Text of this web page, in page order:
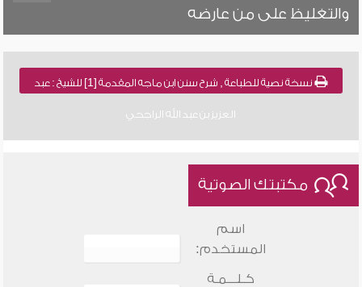
والتغليظ على من عارضه
نسخة نصية للطباعة , شرح سنن ابن ماجه المقدمة [1] للشيخ : عبد
العزيز بن عبد الله الراجحي
مكتبتك الصوتية
اسم
المستخدم:
كـلـــمـة